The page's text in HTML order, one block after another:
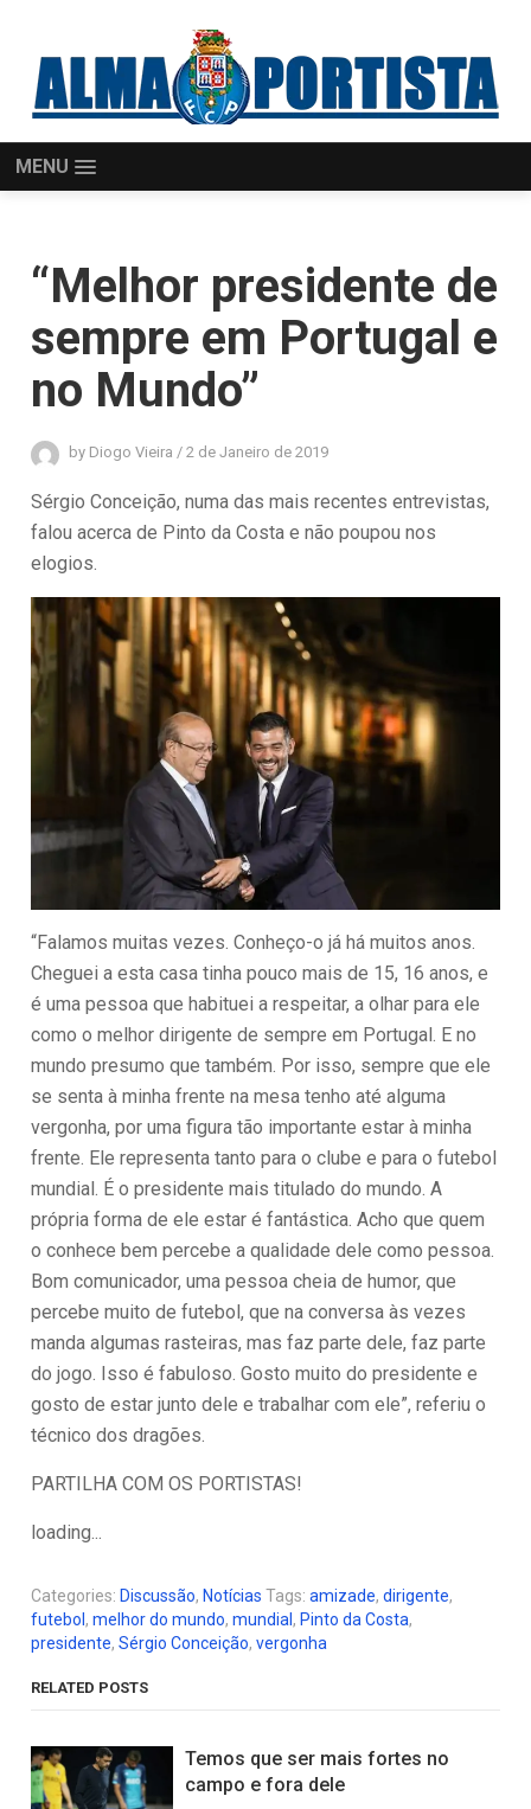
MENU
“Melhor presidente de
sempre em Portugal e
no Mundo”
by Diogo Vieira / 2 de Janeiro de 2019
Sérgio Conceição, numa das mais recentes entrevistas,
falou acerca de Pinto da Costa e não poupou nos
elogios.
“Falamos muitas vezes. Conheço-o já há muitos anos.
Cheguei a esta casa tinha pouco mais de 15, 16 anos, e
é uma pessoa que habituei a respeitar, a olhar para ele
como o melhor dirigente de sempre em Portugal. E no
mundo presumo que também. Por isso, sempre que ele
se senta à minha frente na mesa tenho até alguma
vergonha, por uma figura tão importante estar à minha
frente. Ele representa tanto para o clube e para o futebol
mundial. É o presidente mais titulado do mundo. A
própria forma de ele estar é fantástica. Acho que quem
o conhece bem percebe a qualidade dele como pessoa.
Bom comunicador, uma pessoa cheia de humor, que
percebe muito de futebol, que na conversa às vezes
manda algumas rasteiras, mas faz parte dele, faz parte
do jogo. Isso é fabuloso. Gosto muito do presidente e
gosto de estar junto dele e trabalhar com ele”, referiu o
técnico dos dragões.
PARTILHA COM OS PORTISTAS!
loading...
Categories: Discussão, Notícias Tags:amizade,dirigente,
futebol ,melhor do mundo,mundial , Pinto da Costa,
presidente,Sérgio Conceição,vergonha
RELATED POSTS
Temos que ser mais fortes no
campo e fora dele